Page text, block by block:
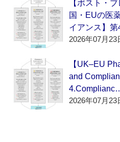
【ポスト・
国・EUの医
イアンス】
2026年07月23
【UK–EU
and
2026年07月23